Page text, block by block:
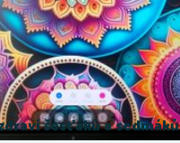
šesťáků a sedmáků